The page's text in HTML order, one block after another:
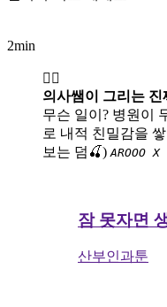
2min
👩‍⚕️
의사쌤이 그리는 진
무슨 일이? 병원이
로 내적 친밀감을
보는 덤🍒) AROOO
잠 못자면
산부인과툰